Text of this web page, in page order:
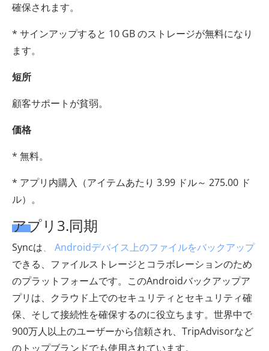
確保されます。
* サインアップすると 10 GB のストレージが無料になり
ます。
短所
顧客サポートが貧弱。
価格
* 無料。
* アプリ内購入（アイテムあたり 3.99 ドル～ 275.00 ド
ル）。
アプリ3.同期
Syncは、 Androidデバイス上のファイルをバックアップ
できる、ファイルストレージとコラボレーションのため
のプラットフォームです。このAndroidバックアップア
プリは、クラウド上でのセキュリティとセキュリティ確
保、そして接続性を確保するのに役立ちます。世界中で
900万人以上のユーザーから信頼され、TripAdvisorなど
のトップブランドでも使用されています。